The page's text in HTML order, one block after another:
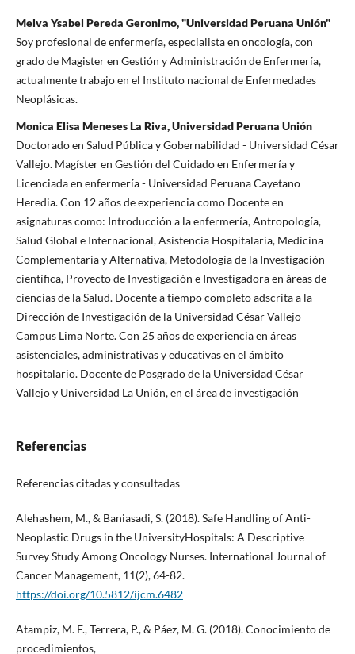
Melva Ysabel Pereda Geronimo, "Universidad Peruana Unión"
Soy profesional de enfermería, especialista en oncología, con
grado de Magister en Gestión y Administración de Enfermería,
actualmente trabajo en el Instituto nacional de Enfermedades
Neoplásicas.
Monica Elisa Meneses La Riva, Universidad Peruana Unión
Doctorado en Salud Pública y Gobernabilidad - Universidad César
Vallejo. Magíster en Gestión del Cuidado en Enfermería y
Licenciada en enfermería - Universidad Peruana Cayetano
Heredia. Con 12 años de experiencia como Docente en
asignaturas como: Introducción a la enfermería, Antropología,
Salud Global e Internacional, Asistencia Hospitalaria, Medicina
Complementaria y Alternativa, Metodología de la Investigación
científica, Proyecto de Investigación e Investigadora en áreas de
ciencias de la Salud. Docente a tiempo completo adscrita a la
Dirección de Investigación de la Universidad César Vallejo -
Campus Lima Norte. Con 25 años de experiencia en áreas
asistenciales, administrativas y educativas en el ámbito
hospitalario. Docente de Posgrado de la Universidad César
Vallejo y Universidad La Unión, en el área de investigación
Referencias
Referencias citadas y consultadas
Alehashem, M., & Baniasadi, S. (2018). Safe Handling of Anti-
Neoplastic Drugs in the UniversityHospitals: A Descriptive
Survey Study Among Oncology Nurses. International Journal of
Cancer Management, 11(2), 64-82.
https://doi.org/10.5812/ijcm.6482
Atampiz, M. F., Terrera, P., & Páez, M. G. (2018). Conocimiento de
procedimientos,